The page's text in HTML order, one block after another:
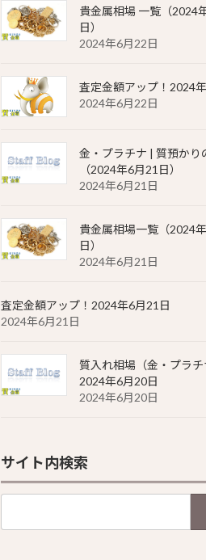
貴金属相場 一覧（2024
日）
2024年6月22日
査定金額アップ！2024
2024年6月22日
金・プラチナ | 質預かり
（2024年6月21日）
2024年6月21日
貴金属相場一覧（2024
日）
2024年6月21日
査定金額アップ！2024年6月21日
2024年6月21日
質入れ相場（金・プラチ
2024年6月20日
2024年6月20日
サイト内検索